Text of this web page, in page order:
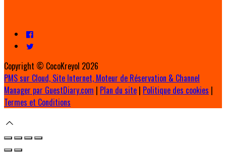
Copyright © CocoKreyol 2026
PMS sur Cloud, Site Internet, Moteur de Réservation & Channel
Manager par GuestDiary.com | Plan du site | Politique des cookies |
Termes et Conditions